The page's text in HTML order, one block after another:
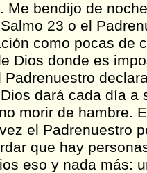
Me bendijo de
23 o el
como pocas de
Dios donde es
Padrenuestro
dará cada día a
morir de hambre.
el Padrenuestro
que hay
eso y nada más: